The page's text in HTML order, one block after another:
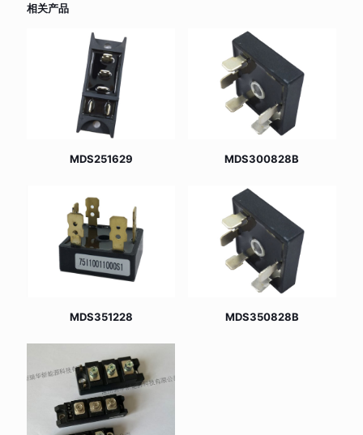
相关产品
MDS251629 MDS300828B
MDS351228 MDS350828B